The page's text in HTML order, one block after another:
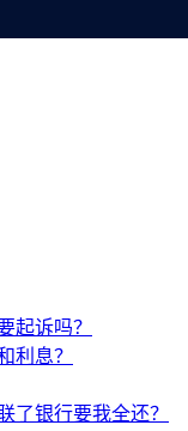
起诉吗？
利息？
了银行要我全还？